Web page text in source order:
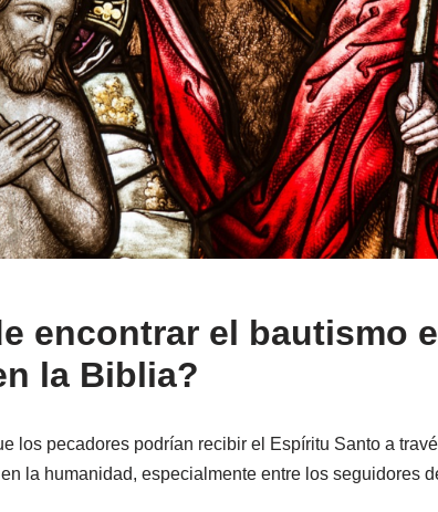
encontrar el bautismo
la Biblia?
los pecadores podrían recibir el Espíritu Santo a
la humanidad, especialmente entre los seguidores